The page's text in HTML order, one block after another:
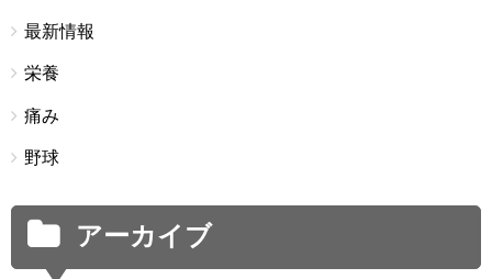
最新情報
栄養
痛み
野球
アーカイブ